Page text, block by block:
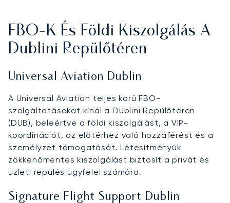
FBO-K És Földi Kiszolgálás A
Dublini Repülőtéren
Universal Aviation Dublin
A Universal Aviation teljes körű FBO-
szolgáltatásokat kínál a Dublini Repülőtéren
(DUB), beleértve a földi kiszolgálást, a VIP-
koordinációt, az előtérhez való hozzáférést és a
személyzet támogatását. Létesítményük
zökkenőmentes kiszolgálást biztosít a privát és
üzleti repülés ügyfelei számára.
Signature Flight Support Dublin